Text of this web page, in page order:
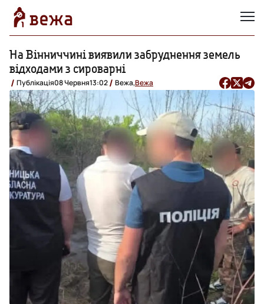
На Вінниччині виявили забруднення земель
відходами з сироварні
Публікація08 Червня13:02 Вежа,Вежа